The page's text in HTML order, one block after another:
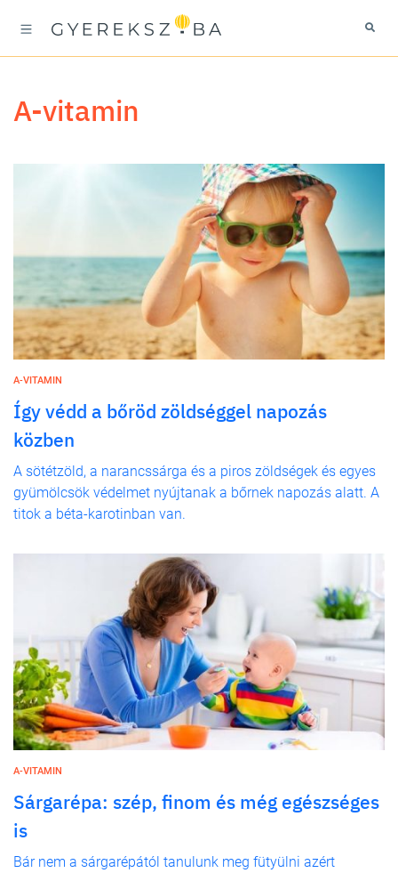
A-vitamin
A-VITAMIN
Így védd a bőröd zöldséggel napozás
közben
A sötétzöld, a narancssárga és a piros zöldségek és egyes
gyümölcsök védelmet nyújtanak a bőrnek napozás alatt. A
titok a béta-karotinban van.
A-VITAMIN
Sárgarépa: szép, finom és még egészséges
is
Bár nem a sárgarépától tanulunk meg fütyülni azért